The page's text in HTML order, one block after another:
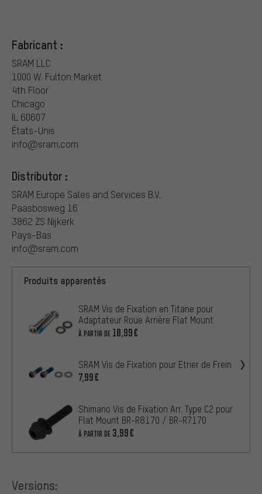
Fabricant :
SRAM LLC
1000 W. Fulton Market
4th Floor
Chicago
IL 60607
États-Unis
info@sram.com
Distributor :
SRAM Europe Sales and Services B.V.
Paasbosweg 16
3862 ZS Nijkerk
Pays-Bas
info@sram.com
Produits apparentés
SRAM Vis de Fixation en Titane pour
Adaptateur Roue Arrière Flat Mount
À PARTIR DE 10,99€
SRAM Vis de Fixation pour Etrier de Frein
7,99€
Shimano Vis de Fixation Arr. Type C2 pour
Flat Mount BR-R8170 / BR-R7170
À PARTIR DE 3,99€
Versions: